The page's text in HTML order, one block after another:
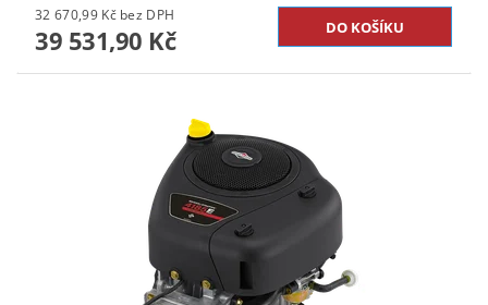
32 670,99 Kč bez DPH
39 531,90 Kč